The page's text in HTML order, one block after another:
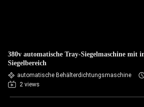
380v automatische Tray-Siegelmaschine mit
Siegelbereich
automatische Behälterdichtungsmaschine
2 views